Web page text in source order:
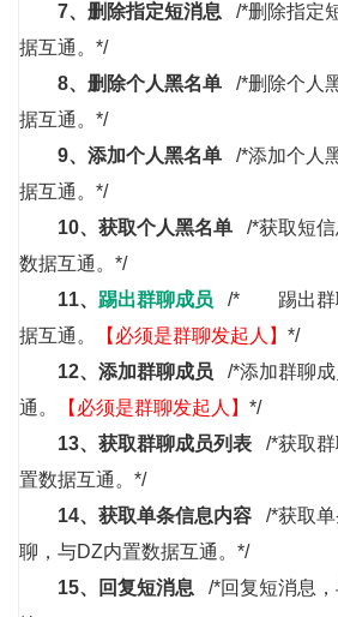
7、 删除指定短消息 /*删除指定
据互通。*/
8、 删除个人黑名单 /*删除个人
据互通。*/
9、 添加个人黑名单 /*添加个人
据互通。*/
10、 获取个人黑名单 /*获取短
数据互通。*/
11、 踢出群聊成员 /* 踢出群聊
据互通。
【必须是群聊发起人】 */
12、 添加群聊成员 /*添加群聊
通。
【必须是群聊发起人】 */
13、 获取群聊成员列表 /*获取群
置数据互通。*/
14、 获取单条信息内容 /*获取单
聊，与DZ内置数据互通。*/
15、
回复短消息
/*回复短消息